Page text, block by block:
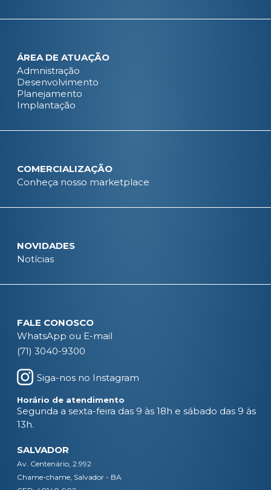
ÁREA DE ATUAÇÃO
Admnistração
Desenvolvimento
Planejamento
Implantação
COMERCIALIZAÇÃO
Conheça nosso marketplace
NOVIDADES
Notícias
FALE CONOSCO
WhatsApp ou E-mail
(71) 3040-9300
Siga-nos no Instagram
Horário de atendimento
Segunda a sexta-feira das 9 às 18h e sábado das 9 às
13h.
SALVADOR
Av. Centenário, 2.992
Chame-chame, Salvador - BA